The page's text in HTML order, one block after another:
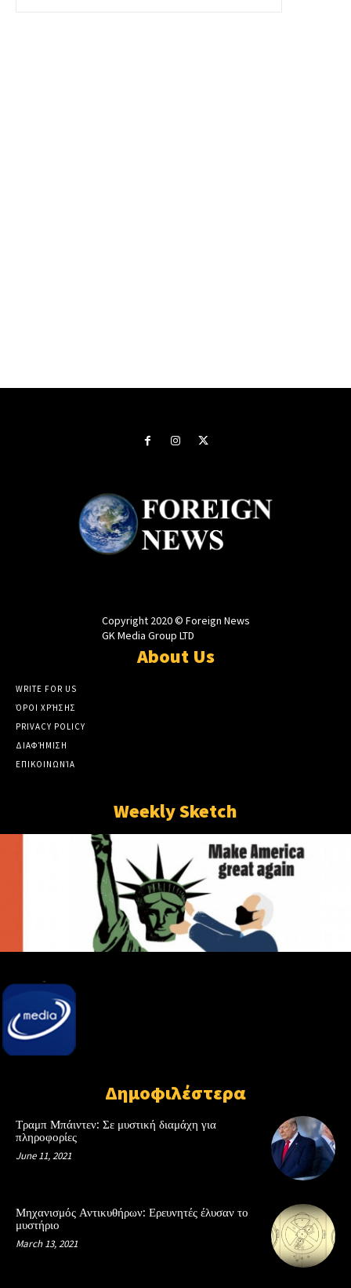
Copyright 2020 © Foreign News
GK Media Group LTD
About Us
WRITE FOR US
ΌΡΟΙ ΧΡΉΣΗΣ
PRIVACY POLICY
ΔΙΑΦΉΜΙΣΗ
ΕΠΙΚΟΙΝΩΝΊΑ
Weekly Sketch
Δημοφιλέστερα
Τραμπ Μπάιντεν: Σε μυστική διαμάχη για
πληροφορίες
June 11, 2021
Μηχανισμός Αντικυθήρων: Ερευνητές έλυσαν το
μυστήριο
March 13, 2021